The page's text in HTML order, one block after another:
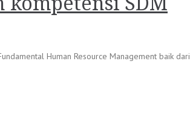
Human Resource Management baik dari